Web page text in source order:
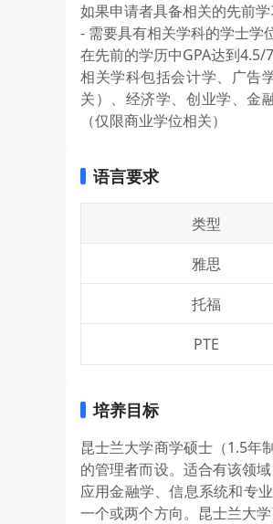
如果申请者具备相关的先前
- 需要具有相关学科的学士学
在先前的学历中GPA达到4.5/
相关学科包括会计学、广告
关）、经济学、创业学、金
（仅限商业学位相关）
语言要求
类型
雅思
托福
PTE
培养目标
昆士兰大学商学硕士（1.5年
的管理者而设。适合有该领
应用金融学、信息系统和专
一个或两个方向。昆士兰大